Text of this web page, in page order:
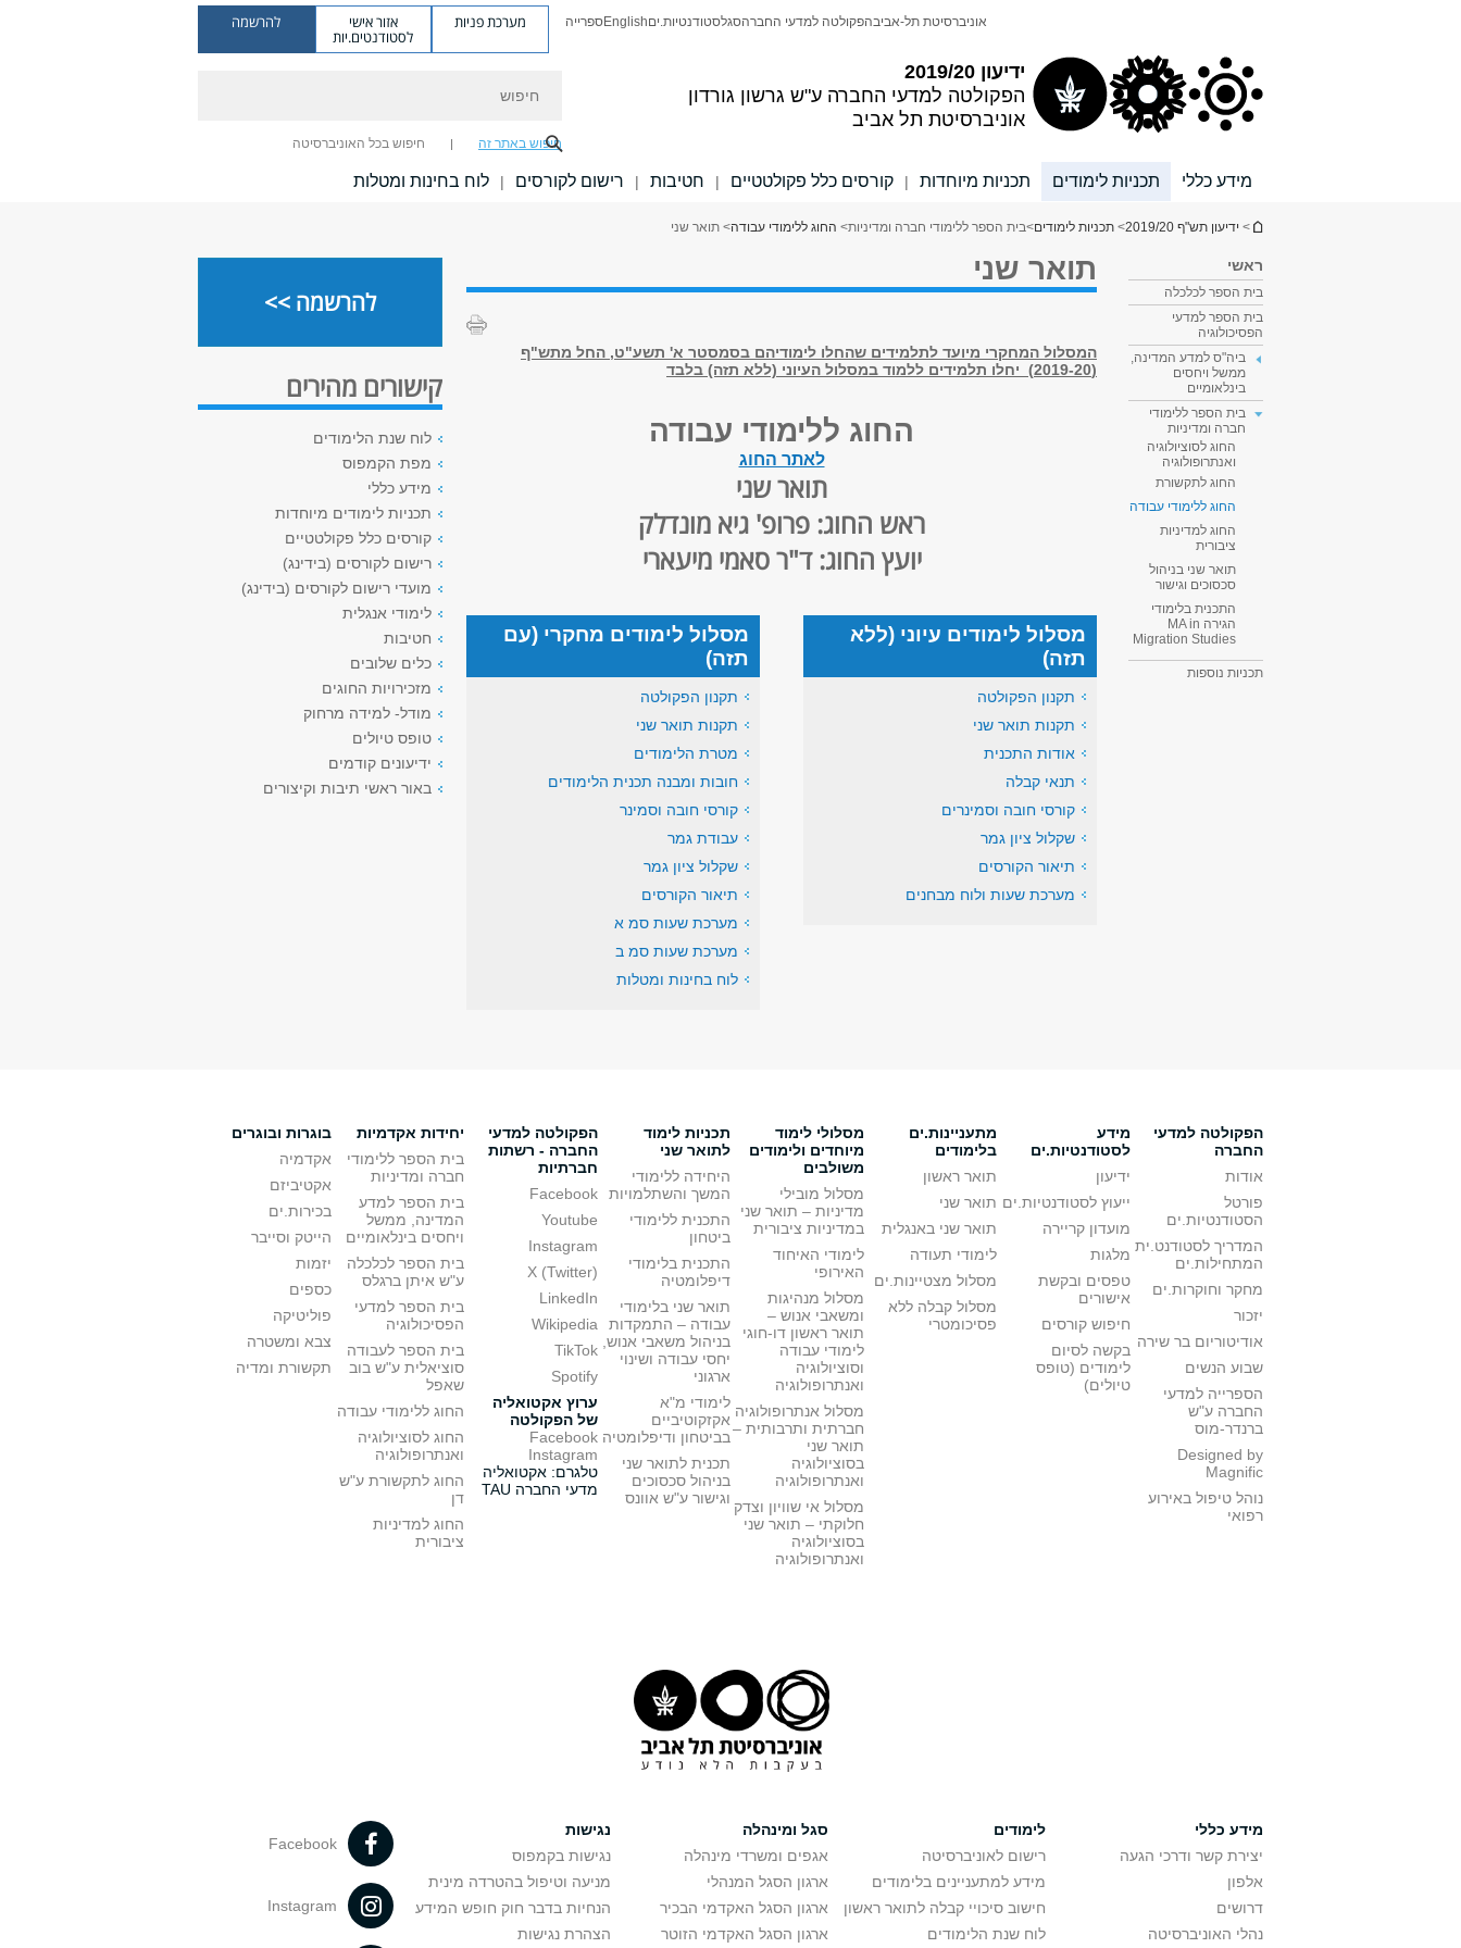
ידיעון 2019/20
הפקולטה למדעי החברה ע"ש גרשון גורדון
אוניברסיטת תל אביב
אוניברסיטת תל-אביבהפקולטה למדעי החברהסגלסטודנטיות.יםEnglishספרייה מערכת פניות אזור אישי
לסטודנטים.יות
להרשמה
חיפוש באתר זה חיפוש בכל האוניברסיטה
מידע כללי תכניות לימודים תכניות מיוחדות | קורסים כלל פקולטטיים | חטיבות | רישום לקורסים | לוח בחינות ומטלות
הינך נמצא כאן
> ידיעון תש"ף 2019/20 > תכניות לימודים>בית הספר ללימודי חברה ומדיניות> החוג ללימודי עבודה> תואר שני
ראשי
בית הספר לכלכלה
בית הספר למדעי
הפסיכולוגיה
ביה"ס למדע המדינה,
ממשל ויחסים
בינלאומיים
בית הספר ללימודי
חברה ומדיניות
החוג לסוציולוגיה
ואנתרופולוגיה
החוג לתקשורת
החוג ללימודי עבודה
החוג למדיניות
ציבורית
תואר שני בניהול
סכסוכים וגישור
התכנית בלימודי
הגירה MA in
Migration Studies​
תכניות נוספות
תואר שני
המסלול המחקרי מיועד לתלמידים שהחלו לימודיהם בסמסטר א' תשע"ט, החל מתש"ף
(2019-20) יחלו תלמידים ללמוד במסלול העיוני (ללא תזה) בלבד
החוג ללימודי עבודה
לאתר החוג
תואר שני
ראש החוג: פרופ' גיא מונדלק
יועץ החוג: ד"ר סאמי מיעארי
מסלול לימודים עיוני (ללא
תזה)
תקנון הפקולטה
תקנות תואר שני
אודות התכנית
תנאי קבלה
קורסי חובה וסמינרים
שקלול ציון גמר
תיאור הקורסים
מערכת שעות ולוח מבחנים
מסלול לימודים מחקרי (עם
תזה)
תקנון הפקולטה
תקנות תואר שני
מטרת הלימודים
חובות ומבנה תכנית הלימודים
קורסי חובה וסמינר
עבודת גמר
שקלול ציון גמר
תיאור הקורסים
מערכת שעות סמ א
מערכת שעות סמ ב
לוח בחינות ומטלות
להרשמה >>
קישורים מהירים
לוח שנת הלימודים
מפת הקמפוס
מידע כללי
תכניות לימודים מיוחדות
קורסים כלל פקולטטיים
רישום לקורסים (בידינג)
מועדי רישום לקורסים (בידינג)
לימודי אנגלית
חטיבות
כלים שלובים
מזכירויות החוגים
מודל- למידה מרחוק
טופס טיולים
ידיעונים קודמים
באור ראשי תיבות וקיצורים
הפקולטה למדעי
החברה
אודות
פורטל
הסטודנטיות.ים
המדריך לסטודנט.ית
המתחילות.ים
מחקר וחוקרות.ים
יזכור
אודיטוריום בר שירה
שבוע הנשים
הספרייה למדעי
החברה ע"ש
ברנדר-מוס
Designed by
Magnific
נוהל טיפול באירוע
רפואי
מידע
לסטודנטיות.ים
ידיעון
ייעוץ לסטודנטיות.ים
מועדון קריירה
מלגות
טפסים ובקשת
אישורים
חיפוש קורסים
בקשה לסיום
לימודים (טופס
טיולים)
מתעניינות.ים
בלימודים
תואר ראשון
תואר שני
תואר שני באנגלית
לימודי תעודה
מסלול מצטיינות.ים
מסלול קבלה ללא
פסיכומטרי
מסלולי לימוד
מיוחדים ולימודים
משולבים
מסלול מובילי
מדיניות – תואר שני
במדיניות ציבורית
לימודי האיחוד
האירופי
מסלול מנהיגות
ומשאבי אנוש –
תואר ראשון דו-חוגי
לימודי עבודה
וסוציולוגיה
ואנתרופולוגיה
מסלול אנתרופולוגיה
חברתית ותרבותית –
תואר שני
בסוציולוגיה
ואנתרופולוגיה
מסלול אי שוויון וצדק
חלוקתי – תואר שני
בסוציולוגיה
ואנתרופולוגיה
תכניות לימוד
לתואר שני
היחידה ללימודי
המשך והשתלמויות
התכנית ללימודי
ביטחון
התכנית בלימודי
דיפלומטיה
תואר שני בלימודי
עבודה – התמקדות
בניהול משאבי אנוש,
יחסי עבודה ושינוי
ארגוני
לימודי מ"א
אקזקוטיביים
בביטחון ודיפלומטיה
תכנית לתואר שני
בניהול סכסוכים
וגישור ע"ש אוונס
הפקולטה למדעי
החברה - רשתות
חברתיות
Facebook
Youtube
Instagram
X (Twitter)
LinkedIn
Wikipedia
TikTok
Spotify
ערוץ אקטואליה
של הפקולטה
Facebook
Instagram
טלגרם: אקטואליה
מדעי החברה TAU
יחידות אקדמיות
בית הספר ללימודי
חברה ומדיניות
בית הספר למדע
המדינה, ממשל
ויחסים בינלאומיים
בית הספר לכלכלה
ע"ש איתן ברגלס
בית הספר למדעי
הפסיכולוגיה
בית הספר לעבודה
סוציאלית ע"ש בוב
שאפל
החוג ללימודי עבודה
החוג לסוציולוגיה
ואנתרופולוגיה
החוג לתקשורת ע"ש
דן
החוג למדיניות
ציבורית
בוגרות ובוגרים
אקדמיה
אקטיביזם
בכירות.ים
הייטק וסייבר
יזמות
כספים
פוליטיקה
צבא ומשטרה
תקשורת ומדיה
מידע כללי
יצירת קשר ודרכי הגעה
אלפון
דרושים
נהלי האוניברסיטה
לימודים
רישום לאוניברסיטה
מידע למתעניינים בלימודים
חישוב סיכויי קבלה לתואר ראשון
לוח שנת הלימודים
סגל ומינהלה
אגפים ומשרדי מינהלה
ארגון הסגל המנהלי
ארגון הסגל האקדמי הבכיר
ארגון הסגל האקדמי הזוטר
נגישות
נגישות בקמפוס
מניעה וטיפול בהטרדה מינית
הנחיות בדבר חוק חופש המידע
הצהרת נגישות
Facebook
Instagram